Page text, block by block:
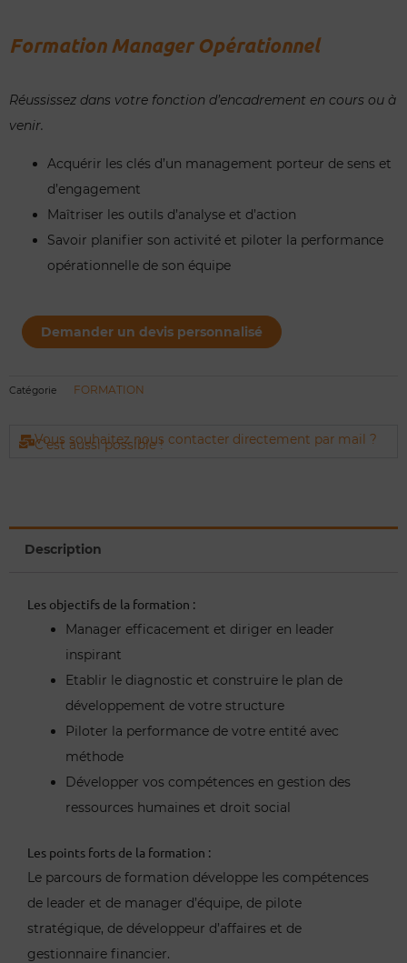
Formation Manager Opérationnel
Réussissez dans votre fonction d’encadrement en cours ou à
venir.
Acquérir les clés d’un management porteur de sens et
d’engagement
Maîtriser les outils d’analyse et d’action
Savoir planifier son activité et piloter la performance
opérationnelle de son équipe
Formation
Opérationnel
Demander un devis personnalisé
Catégorie FORMATION
Vous souhaitez nous contacter directement par mail ?
C'est aussi possible !
Description
Les objectifs de la formation :
Manager efficacement et diriger en leader
inspirant
Etablir le diagnostic et construire le plan de
développement de votre structure
Piloter la performance de votre entité avec
méthode
Développer vos compétences en gestion des
ressources humaines et droit social
Les points forts de la formation :
Le parcours de formation développe les compétences
de leader et de manager d’équipe, de pilote
stratégique, de développeur d’affaires et de
gestionnaire financier.